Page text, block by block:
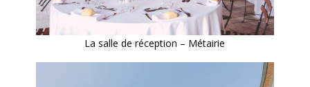
La salle de réception – Métairie